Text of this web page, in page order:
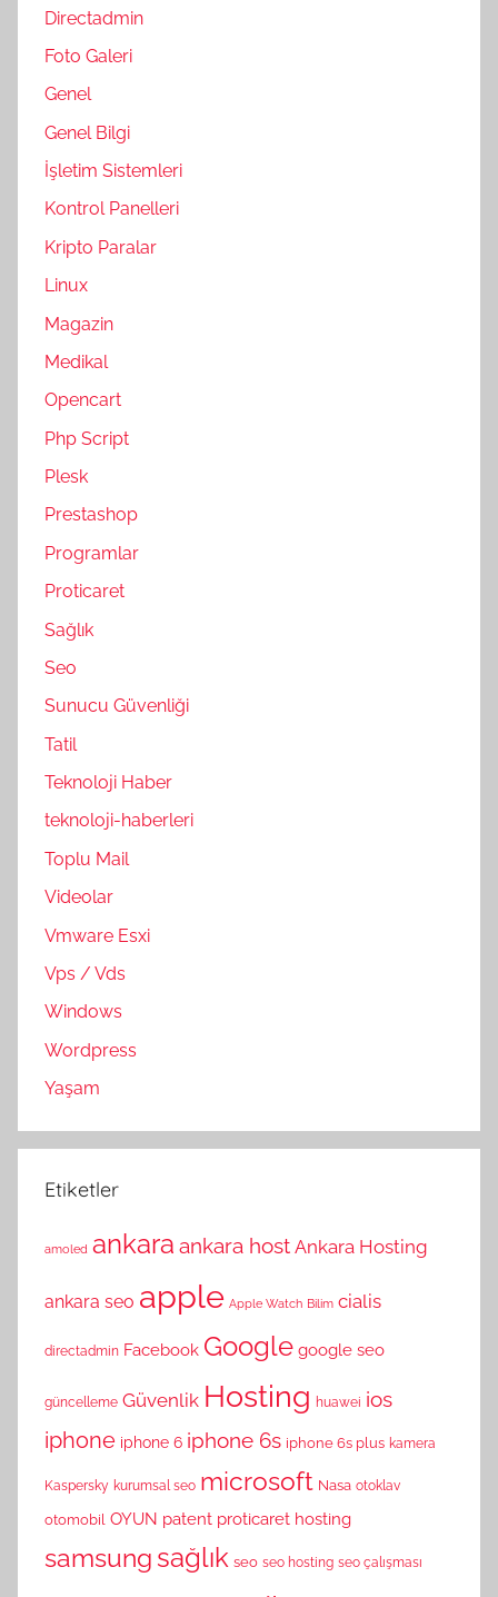
Directadmin
Foto Galeri
Genel
Genel Bilgi
İşletim Sistemleri
Kontrol Panelleri
Kripto Paralar
Linux
Magazin
Medikal
Opencart
Php Script
Plesk
Prestashop
Programlar
Proticaret
Sağlık
Seo
Sunucu Güvenliği
Tatil
Teknoloji Haber
teknoloji-haberleri
Toplu Mail
Videolar
Vmware Esxi
Vps / Vds
Windows
Wordpress
Yaşam
Etiketler
amoled ankara ankara host Ankara Hosting
ankara seo apple Apple Watch Bilim cialis
directadmin Facebook Google google seo
güncelleme Güvenlik Hosting huawei ios
iphone iphone 6 iphone 6s iphone 6s plus kamera
Kaspersky kurumsal seo microsoft Nasa otoklav
otomobil OYUN patent proticaret hosting
samsung sağlık seo seo hosting seo çalışması